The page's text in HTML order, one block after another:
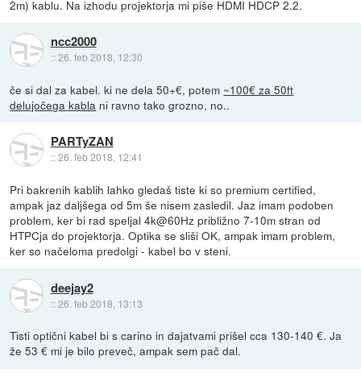
2m) kablu. Na izhodu projektorja mi piše HDMI HDCP 2.2.
ncc2000
::26. feb 2018, 12:30
če si dal za kabel. ki ne dela 50+€, potem ~100€ za 50ft
delujočega kabla ni ravno tako grozno, no..
PARTyZAN
::26. feb 2018, 12:41
Pri bakrenih kablih lahko gledaš tiste ki so premium certified,
ampak jaz daljšega od 5m še nisem zasledil. Jaz imam podoben
problem, ker bi rad speljal 4k@60Hz približno 7-10m stran od
HTPCja do projektorja. Optika se sliši OK, ampak imam problem,
ker so načeloma predolgi - kabel bo v steni.
deejay2
::26. feb 2018, 13:13
Tisti optični kabel bi s carino in dajatvami prišel cca 130-140 €. Ja
že 53 € mi je bilo preveč, ampak sem pač dal.